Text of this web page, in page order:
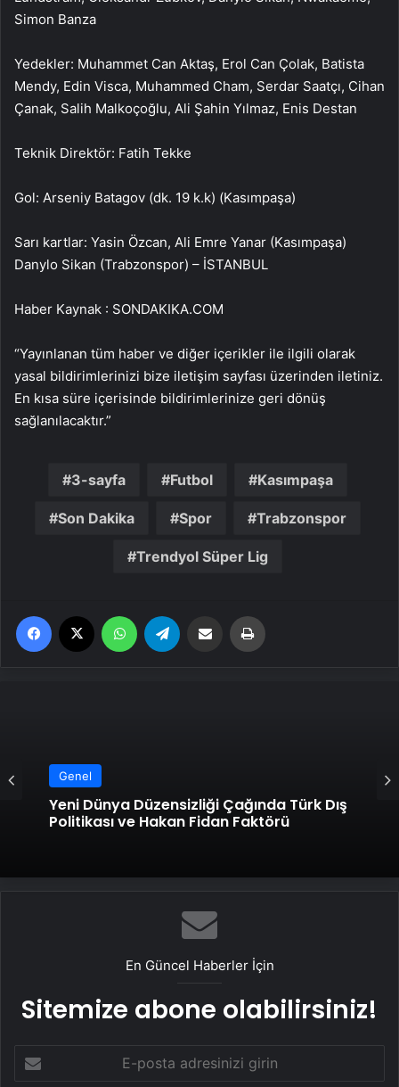
Simon Banza
Yedekler: Muhammet Can Aktaş, Erol Can Çolak, Batista
Mendy, Edin Visca, Muhammed Cham, Serdar Saatçı, Cihan
Çanak, Salih Malkoçoğlu, Ali Şahin Yılmaz, Enis Destan
Teknik Direktör: Fatih Tekke
Gol: Arseniy Batagov (dk. 19 k.k) (Kasımpaşa)
Sarı kartlar: Yasin Özcan, Ali Emre Yanar (Kasımpaşa)
Danylo Sikan (Trabzonspor) – İSTANBUL
Haber Kaynak : SONDAKIKA.COM
“Yayınlanan tüm haber ve diğer içerikler ile ilgili olarak
yasal bildirimlerinizi bize iletişim sayfası üzerinden iletiniz.
En kısa süre içerisinde bildirimlerinize geri dönüş
sağlanılacaktır.”
3-sayfa Futbol Kasımpaşa
Son Dakika Spor Trabzonspor
Trendyol Süper Lig
Facebook WhatsApp Email'den paylaş
Genel
Yeni Dünya Düzensizliği Çağında Türk Dış
Politikası ve Hakan Fidan Faktörü
En Güncel Haberler İçin
Sitemize abone olabilirsiniz!
posta